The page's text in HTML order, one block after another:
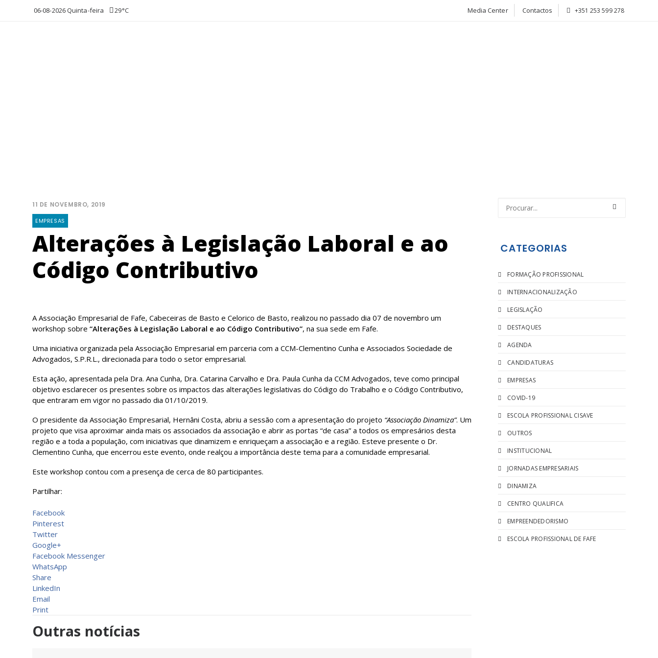
06-08-2026 Quinta-feira 29°C Media Center Contactos +351 253 599 278
11 DE NOVEMBRO, 2019
EMPRESAS
Alterações à Legislação Laboral e ao
Código Contributivo
A Associação Empresarial de Fafe, Cabeceiras de Basto e Celorico de Basto, realizou no passado dia 07 de novembro um
workshop sobre “Alterações à Legislação Laboral e ao Código Contributivo”, na sua sede em Fafe.
Uma iniciativa organizada pela Associação Empresarial em parceria com a CCM-Clementino Cunha e Associados Sociedade de
Advogados, S.P.R.L., direcionada para todo o setor empresarial.
Esta ação, apresentada pela Dra. Ana Cunha, Dra. Catarina Carvalho e Dra. Paula Cunha da CCM Advogados, teve como principal
objetivo esclarecer os presentes sobre os impactos das alterações legislativas do Código do Trabalho e o Código Contributivo,
que entraram em vigor no passado dia 01/10/2019.
O presidente da Associação Empresarial, Hernâni Costa, abriu a sessão com a apresentação do projeto “Associação Dinamiza”. Um
projeto que visa aproximar ainda mais os associados da associação e abrir as portas “de casa” a todos os empresários desta
região e a toda a população, com iniciativas que dinamizem e enriqueçam a associação e a região. Esteve presente o Dr.
Clementino Cunha, que encerrou este evento, onde realçou a importância deste tema para a comunidade empresarial.
Este workshop contou com a presença de cerca de 80 participantes.
Partilhar:
Facebook
Pinterest
Twitter
Google+
Facebook Messenger
WhatsApp
Share
LinkedIn
Email
Print
Outras notícias
CATEGORIAS
FORMAÇÃO PROFISSIONAL
INTERNACIONALIZAÇÃO
LEGISLAÇÃO
DESTAQUES
AGENDA
CANDIDATURAS
EMPRESAS
COVID-19
ESCOLA PROFISSIONAL CISAVE
OUTROS
INSTITUCIONAL
JORNADAS EMPRESARIAIS
DINAMIZA
CENTRO QUALIFICA
EMPREENDEDORISMO
ESCOLA PROFISSIONAL DE FAFE